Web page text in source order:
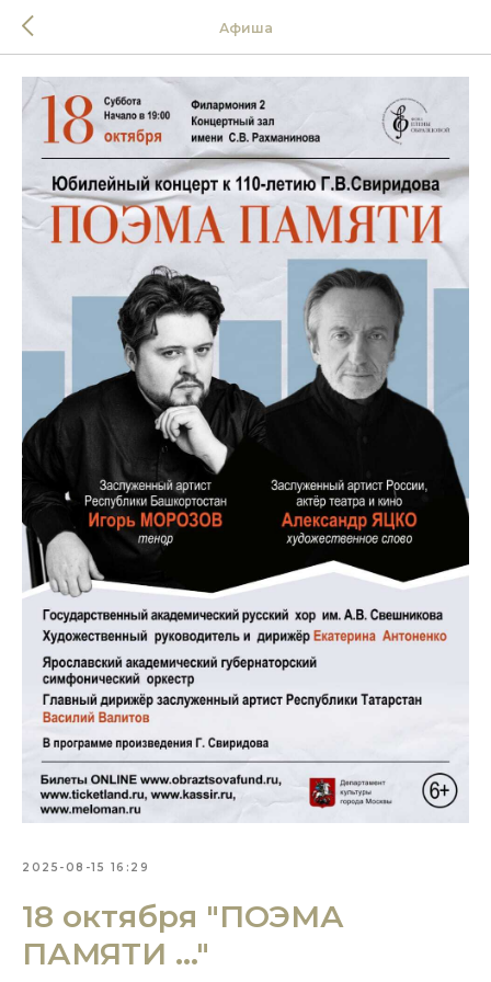
Афиша
2025-08-15 16:29
18 октября "ПОЭМА
ПАМЯТИ ..."